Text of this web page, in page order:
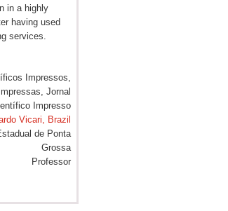
in a highly
having used
services.
Vicari, Brazil
de Ponta
Grossa
Professor